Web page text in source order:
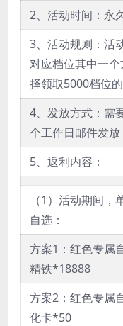
2、活动时间：永
3、活动规则：活
对应档位其中一
择领取5000档位的
4、发放方式：需
个工作日邮件发放
5、返利内容：
（1）活动期间
自选：
方案1：红色专属
精铁*18888
方案2：红色专属
化卡*50